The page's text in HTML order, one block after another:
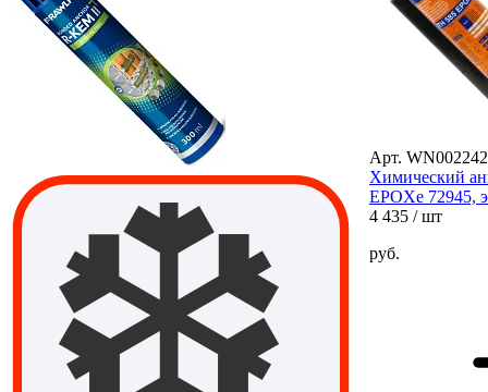
Арт.
Химический
EPOXe 72945,
4 435 / шт
руб.